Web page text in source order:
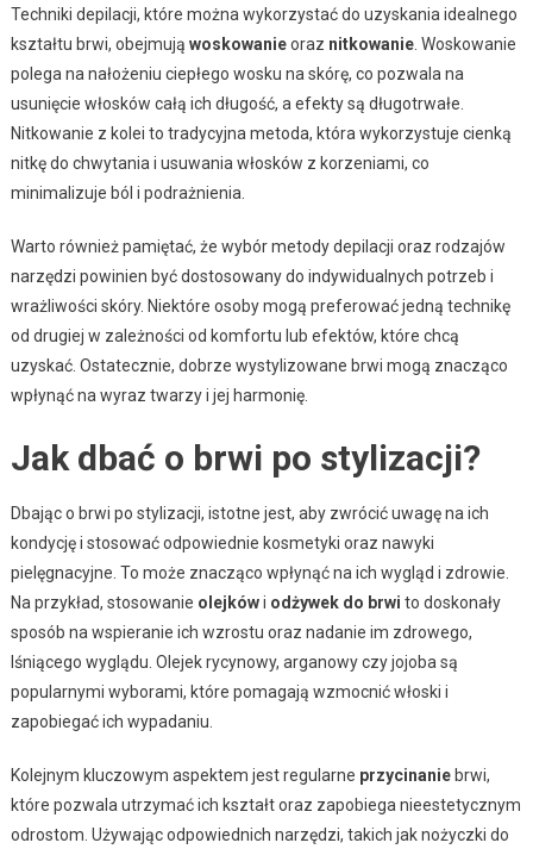
Techniki depilacji, które można wykorzystać do uzyskania idealnego
kształtu brwi, obejmują woskowanieoraz nitkowanie. Woskowanie
polega na nałożeniu ciepłego wosku na skórę, co pozwala na
usunięcie włosków całą ich długość, a efekty są długotrwałe.
Nitkowanie z kolei to tradycyjna metoda, która wykorzystuje cienką
nitkę do chwytania i usuwania włosków z korzeniami, co
minimalizuje ból i podrażnienia.
Warto również pamiętać, że wybór metody depilacji oraz rodzajów
narzędzi powinien być dostosowany do indywidualnych potrzeb i
wrażliwości skóry. Niektóre osoby mogą preferować jedną technikę
od drugiej w zależności od komfortu lub efektów, które chcą
uzyskać. Ostatecznie, dobrze wystylizowane brwi mogą znacząco
wpłynąć na wyraz twarzy i jej harmonię.
Jak dbać o brwi po stylizacji?
Dbając o brwi po stylizacji, istotne jest, aby zwrócić uwagę na ich
kondycję i stosować odpowiednie kosmetyki oraz nawyki
pielęgnacyjne. To może znacząco wpłynąć na ich wygląd i zdrowie.
Na przykład, stosowanie olejkówi odżywek do brwi to doskonały
sposób na wspieranie ich wzrostu oraz nadanie im zdrowego,
lśniącego wyglądu. Olejek rycynowy, arganowy czy jojoba są
popularnymi wyborami, które pomagają wzmocnić włoski i
zapobiegać ich wypadaniu.
Kolejnym kluczowym aspektem jest regularne przycinaniebrwi,
które pozwala utrzymać ich kształt oraz zapobiega nieestetycznym
odrostom. Używając odpowiednich narzędzi, takich jak nożyczki do